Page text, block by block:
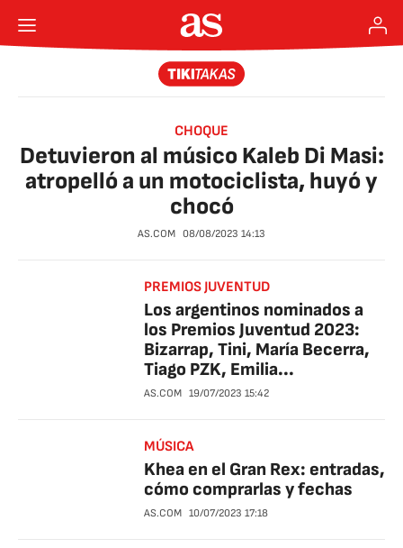
CHOQUE
Detuvieron al músico Kaleb Di Masi:
atropelló a un motociclista, huyó y
chocó
AS.COM 08/08/2023 14:13
PREMIOS JUVENTUD
Los argentinos nominados a
los Premios Juventud 2023:
Bizarrap, Tini, María Becerra,
Tiago PZK, Emilia...
AS.COM 19/07/2023 15:42
MÚSICA
Khea en el Gran Rex: entradas,
cómo comprarlas y fechas
AS.COM 10/07/2023 17:18